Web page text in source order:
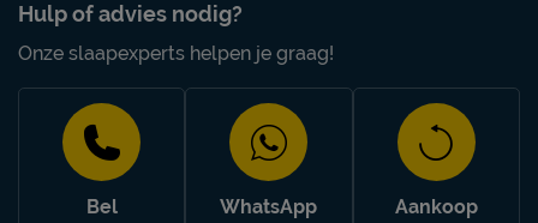
Hulp of advies nodig?
Onze slaapexperts helpen je graag!
Bel WhatsApp
Aankoop